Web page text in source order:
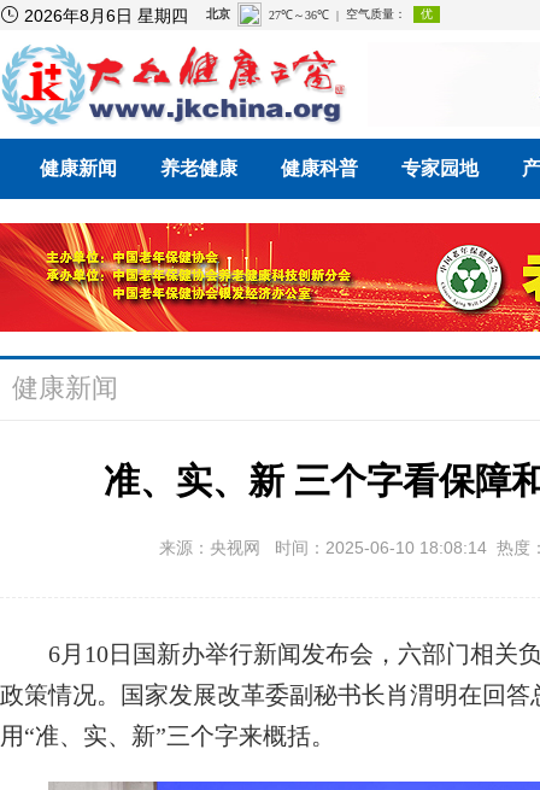
 2026年8月6日 星期四
健康新闻 养老健康 健康科普 专家园地
健康新闻
准、实、新 三个字看保障
来源：央视网 时间：2025-06-10 18:08:14 热度
6月10日国新办举行新闻发布会，六部门相关
政策情况。国家发展改革委副秘书长肖渭明在回
用“准、实、新”三个字来概括。